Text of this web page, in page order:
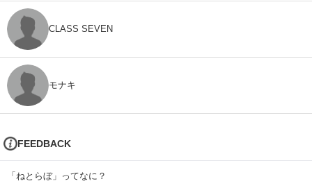
CLASS SEVEN
モナキ
FEEDBACK
「ねとらぼ」ってなに？